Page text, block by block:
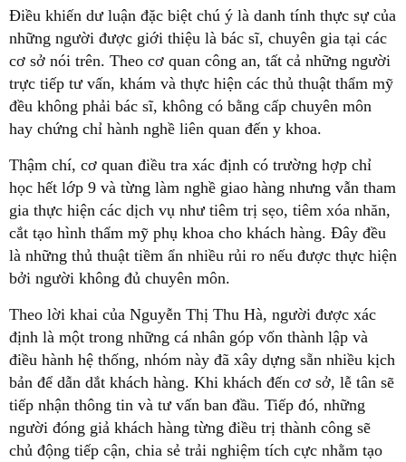
Điều khiến dư luận đặc biệt chú ý là danh tính thực sự của
những người được giới thiệu là bác sĩ, chuyên gia tại các
cơ sở nói trên. Theo cơ quan công an, tất cả những người
trực tiếp tư vấn, khám và thực hiện các thủ thuật thẩm mỹ
đều không phải bác sĩ, không có bằng cấp chuyên môn
hay chứng chỉ hành nghề liên quan đến y khoa.
Thậm chí, cơ quan điều tra xác định có trường hợp chỉ
học hết lớp 9 và từng làm nghề giao hàng nhưng vẫn tham
gia thực hiện các dịch vụ như tiêm trị sẹo, tiêm xóa nhăn,
cắt tạo hình thẩm mỹ phụ khoa cho khách hàng. Đây đều
là những thủ thuật tiềm ẩn nhiều rủi ro nếu được thực hiện
bởi người không đủ chuyên môn.
Theo lời khai của Nguyễn Thị Thu Hà, người được xác
định là một trong những cá nhân góp vốn thành lập và
điều hành hệ thống, nhóm này đã xây dựng sẵn nhiều kịch
bản để dẫn dắt khách hàng. Khi khách đến cơ sở, lễ tân sẽ
tiếp nhận thông tin và tư vấn ban đầu. Tiếp đó, những
người đóng giả khách hàng từng điều trị thành công sẽ
chủ động tiếp cận, chia sẻ trải nghiệm tích cực nhằm tạo